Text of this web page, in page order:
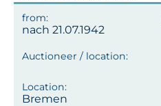
nach 21.07.1942
Bremen